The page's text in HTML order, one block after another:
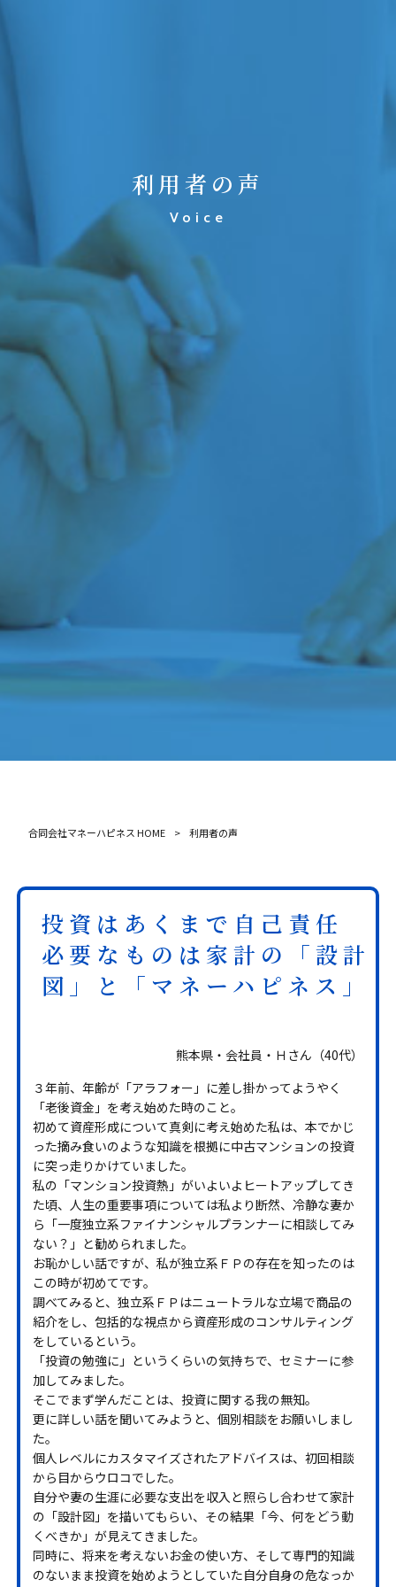
利用者の声
Voice
合同会社マネーハピネス HOME > 利用者の声
投資はあくまで自己責任
必要なものは家計の「設計
図」と「マネーハピネス」
熊本県・会社員・Ｈさん（40代）
３年前、年齢が「アラフォー」に差し掛かってようやく
「老後資金」を考え始めた時のこと。
初めて資産形成について真剣に考え始めた私は、本でかじ
った摘み食いのような知識を根拠に中古マンションの投資
に突っ走りかけていました。
私の「マンション投資熱」がいよいよヒートアップしてき
た頃、人生の重要事項については私より断然、冷静な妻か
ら「一度独立系ファイナンシャルプランナーに相談してみ
ない？」と勧められました。
お恥かしい話ですが、私が独立系ＦＰの存在を知ったのは
この時が初めてです。
調べてみると、独立系ＦＰはニュートラルな立場で商品の
紹介をし、包括的な視点から資産形成のコンサルティング
をしているという。
「投資の勉強に」というくらいの気持ちで、セミナーに参
加してみました。
そこでまず学んだことは、投資に関する我の無知。
更に詳しい話を聞いてみようと、個別相談をお願いしまし
た。
個人レベルにカスタマイズされたアドバイスは、初回相談
から目からウロコでした。
自分や妻の生涯に必要な支出を収入と照らし合わせて家計
の「設計図」を描いてもらい、その結果「今、何をどう動
くべきか」が見えてきました。
同時に、将来を考えないお金の使い方、そして専門的知識
のないまま投資を始めようとしていた自分自身の危なっか